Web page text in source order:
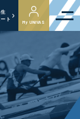
ト
My UNIVAS